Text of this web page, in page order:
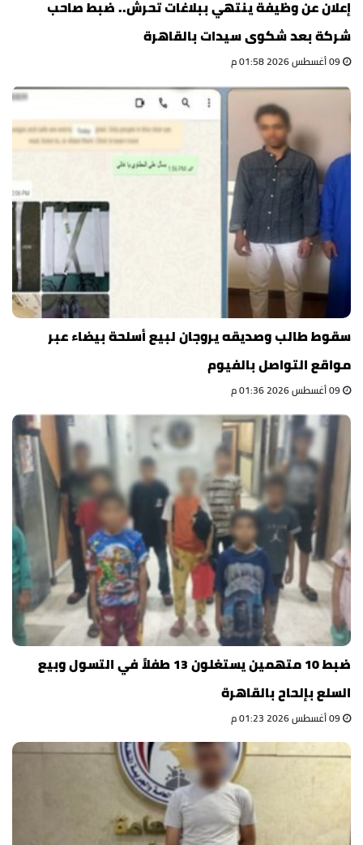
إعلان عن وظيفة ينتهي ببلاغات تحرش.. ضبط صاحب
شركة بعد شكوى سيدات بالقاهرة
سقوط طالب وصديقه يروجان لبيع أسلحة بيضاء عبر
مواقع التواصل بالفيوم
ضبط 10 متهمين يستغلون 13 طفلاً في التسول وبيع
السلع بإلحاح بالقاهرة